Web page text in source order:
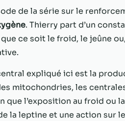
de la série sur le
. Thierry part d’un
ce soit le froid, le jeûne
expliqué ici est la
mitochondries, les
que l’exposition au froid ou
la leptine et une action sur